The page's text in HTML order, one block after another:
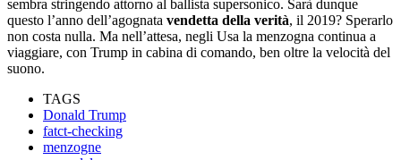
sembra stringendo attorno al ballista supersonico. Sarà dunque
questo l’anno dell’agognata vendetta della verità, il 2019? Sperarlo
non costa nulla. Ma nell’attesa, negli Usa la menzogna continua a
viaggiare, con Trump in cabina di comando, ben oltre la velocità del
suono.
TAGS
Donald Trump
fatct-checking
menzogne